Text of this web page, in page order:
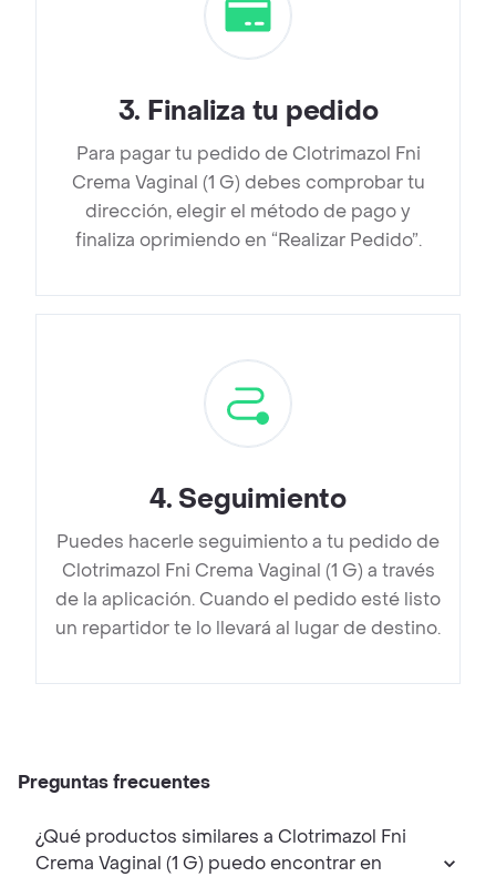
3. Finaliza tu pedido
Para pagar tu pedido de Clotrimazol Fni
Crema Vaginal (1 G) debes comprobar tu
dirección, elegir el método de pago y
finaliza oprimiendo en “Realizar Pedido”.
4. Seguimiento
Puedes hacerle seguimiento a tu pedido de
Clotrimazol Fni Crema Vaginal (1 G) a través
de la aplicación. Cuando el pedido esté listo
un repartidor te lo llevará al lugar de destino.
Preguntas frecuentes
¿Qué productos similares a Clotrimazol Fni
Crema Vaginal (1 G) puedo encontrar en